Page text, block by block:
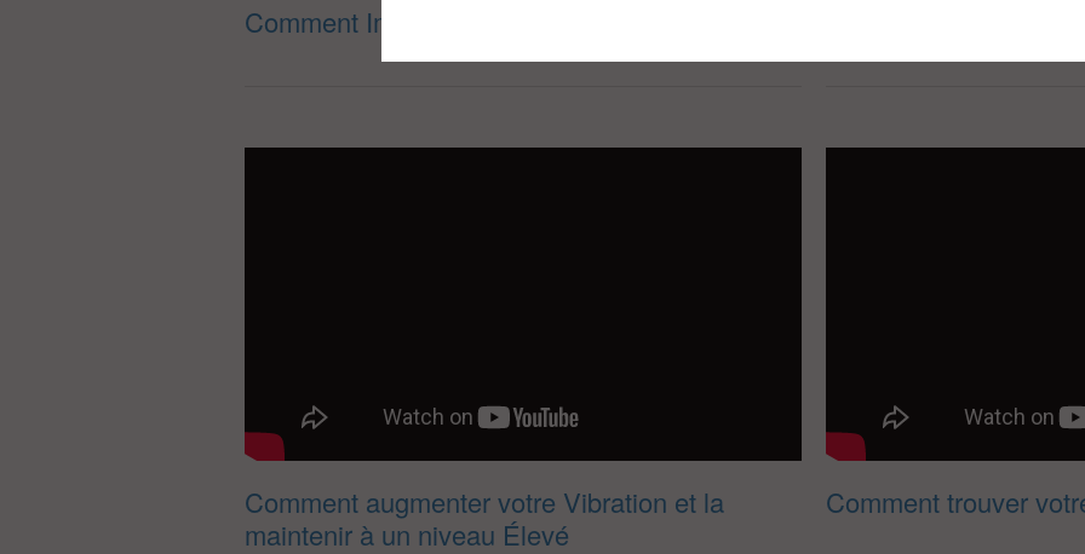
Comment Impacter le Monde Entier Adoptez une
Comment augmenter votre Vibration et la
maintenir à un niveau Élevé
Comment trouver